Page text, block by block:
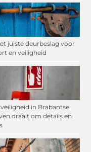
juiste deurbeslag voor
en veiligheid
in Brabantse
draait om details en